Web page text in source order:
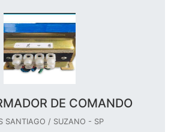
DE COMANDO
SANTIAGO / SUZANO - SP